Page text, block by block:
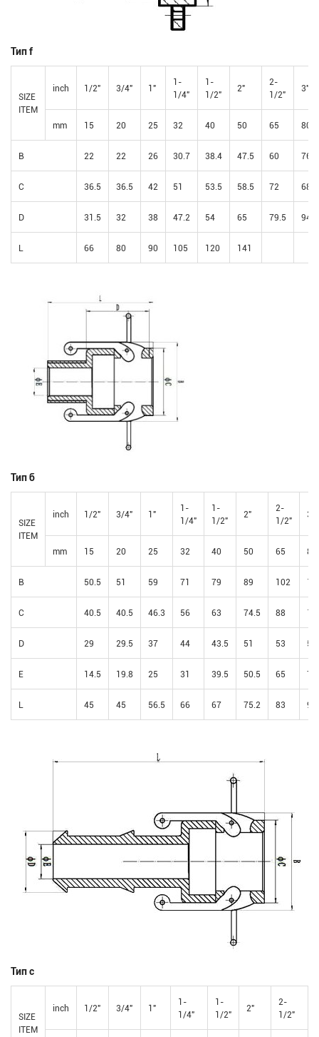
Тип f
SIZE
ITEM
inch 1/2" 3/4" 1"
1-
1/4"
1-
1/2"
2"
2-
1/2"
3"
mm 15 20 25 32 40 50 65 80
B 22 22 26 30.7 38.4 47.5 60 76.5
C 36.5 36.5 42 51 53.5 58.5 72 68
D 31.5 32 38 47.2 54 65 79.5 94.3
L 66 80 90 105 120 141
Тип б
SIZE
ITEM
inch 1/2" 3/4" 1"
1-
1/4"
1-
1/2"
2"
2-
1/2"
3"
mm 15 20 25 32 40 50 65 80
B 50.5 51 59 71 79 89 102
C 40.5 40.5 46.3 56 63 74.5 88
D 29 29.5 37 44 43.5 51 53 57
E 14.5 19.8 25 31 39.5 50.5 65
L 45 45 56.5 66 67 75.2 83 90
Тип c
SIZE
ITEM
inch 1/2" 3/4" 1"
1-
1/4"
1-
1/2"
2"
2-
1/2"